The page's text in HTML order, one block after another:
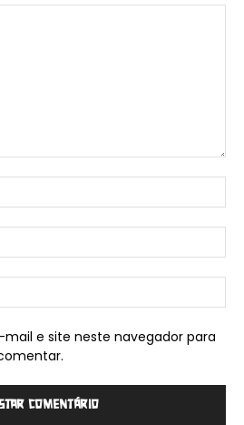
e site neste navegador para